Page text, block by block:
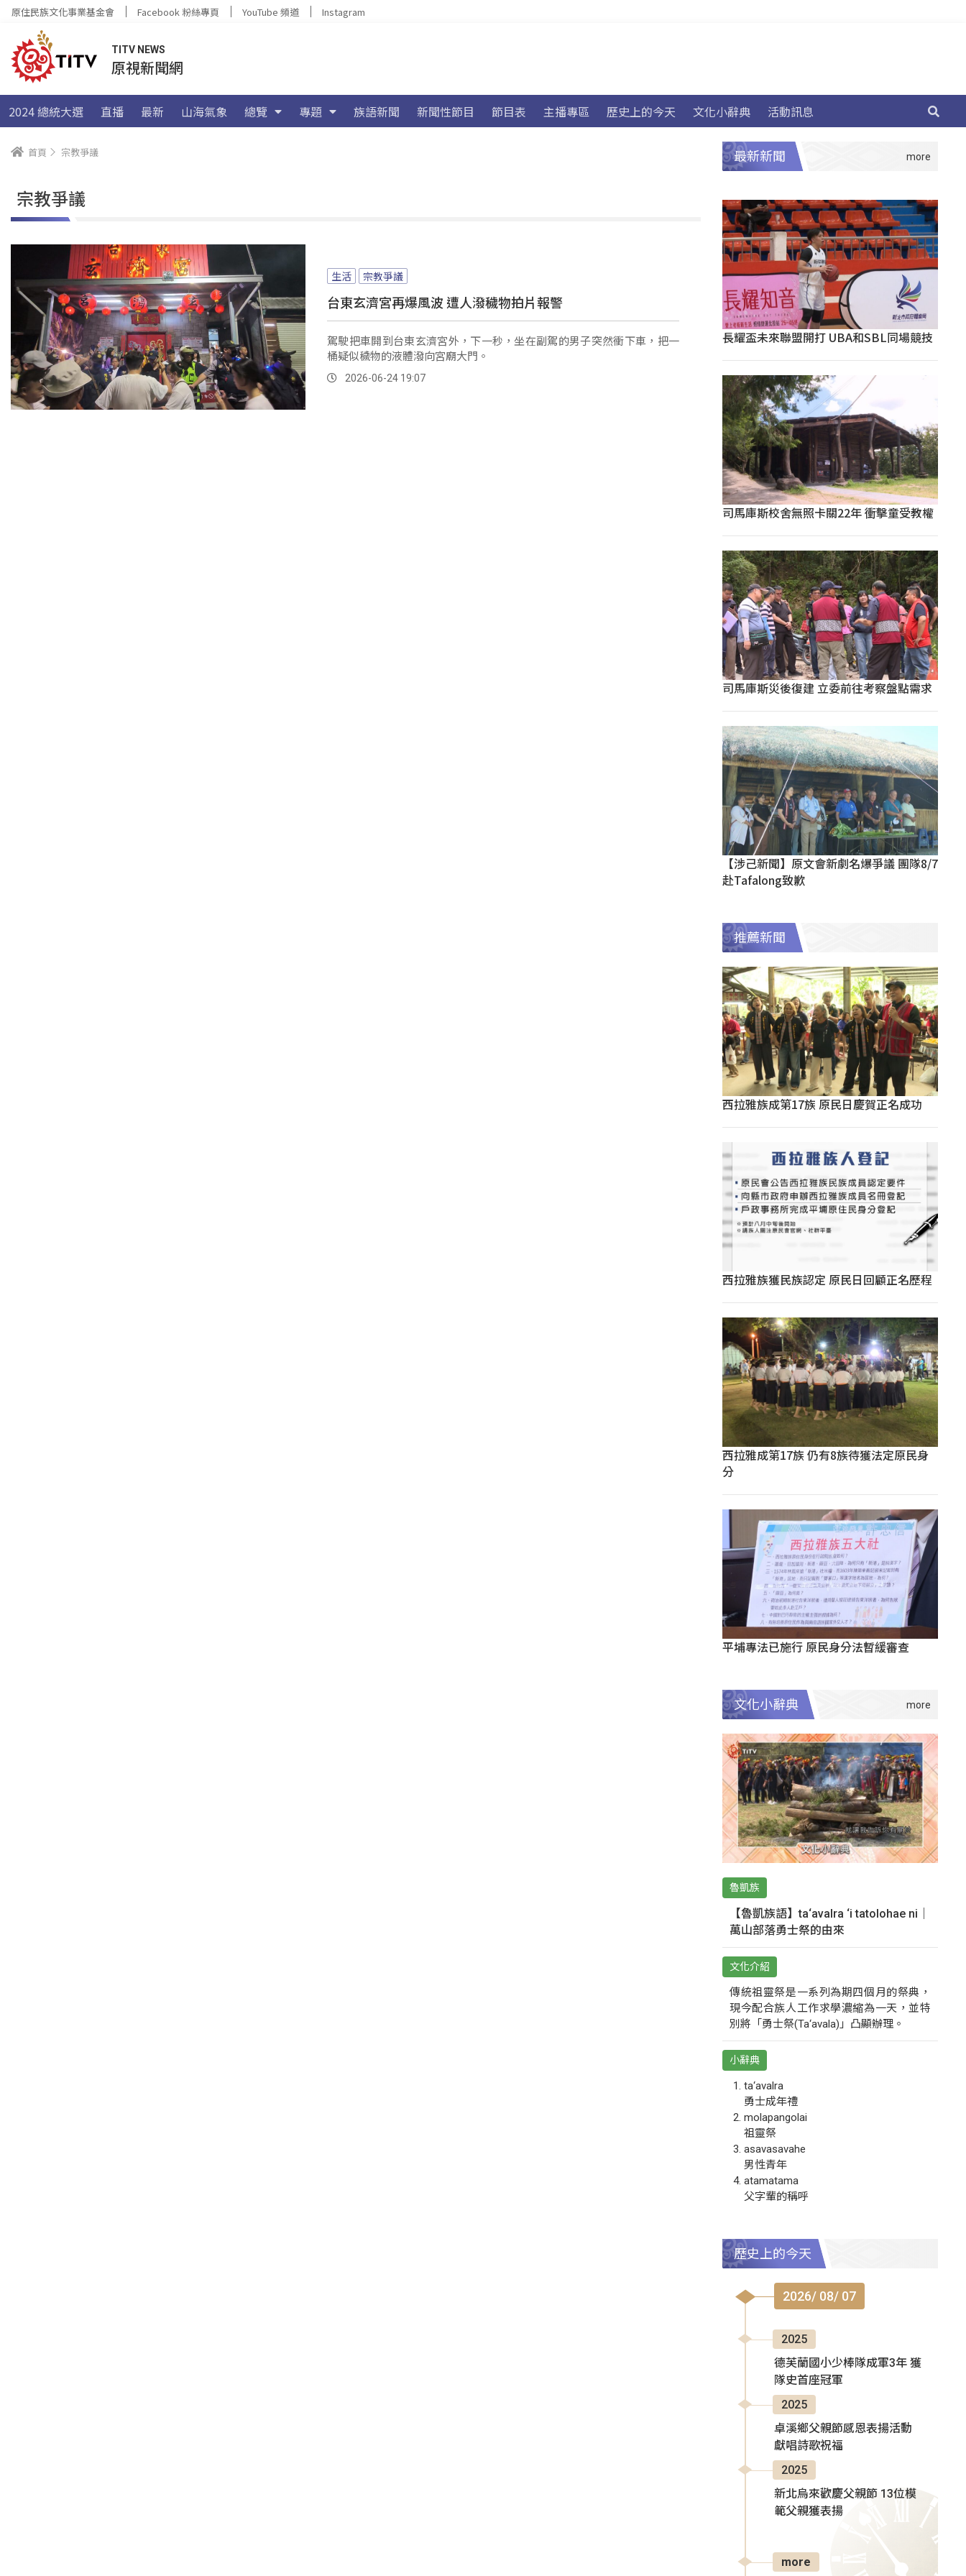
原住民族文化事業基金會 Facebook 粉絲專頁 YouTube 頻道 Instagram
TITV NEWS
原視新聞網
2024 總統大選 直播 最新 山海氣象 總覽 專題 族語新聞 新聞性節目 節目表 主播專區 歷史上的今天 文化小辭典 活動訊息
首頁 宗教爭議
宗教爭議
生活 宗教爭議
台東玄濟宮再爆風波 遭人潑穢物拍片報警
駕駛把車開到台東玄濟宮外，下一秒，坐在副駕的男子突然衝下車，把一
桶疑似穢物的液體潑向宮廟大門。
2026-06-24 19:07
最新新聞
長耀盃未來聯盟開打 UBA和SBL同場競技
司馬庫斯校舍無照卡關22年 衝擊童受教權
司馬庫斯災後復建 立委前往考察盤點需求
【涉己新聞】原文會新劇名爆爭議 團隊8/7
赴Tafalong致歉
推薦新聞
西拉雅族成第17族 原民日慶賀正名成功
西拉雅族獲民族認定 原民日回顧正名歷程
西拉雅成第17族 仍有8族待獲法定原民身
分
平埔專法已施行 原民身分法暫緩審查
文化小辭典
魯凱族
【魯凱族語】ta‘avalra ‘i tatolohae ni｜
萬山部落勇士祭的由來
文化介紹
傳統祖靈祭是一系列為期四個月的祭典，
現今配合族人工作求學濃縮為一天，並特
別將「勇士祭(Ta‘avala)」凸顯辦理。
小辭典
ta‘avalra
勇士成年禮
molapangolai
祖靈祭
asavasavahe
男性青年
atamatama
父字輩的稱呼
歷史上的今天
2026/ 08/ 07
2025
德芙蘭國小少棒隊成軍3年 獲
隊史首座冠軍
2025
卓溪鄉父親節感恩表揚活動
獻唱詩歌祝福
2025
新北烏來歡慶父親節 13位模
範父親獲表揚
more